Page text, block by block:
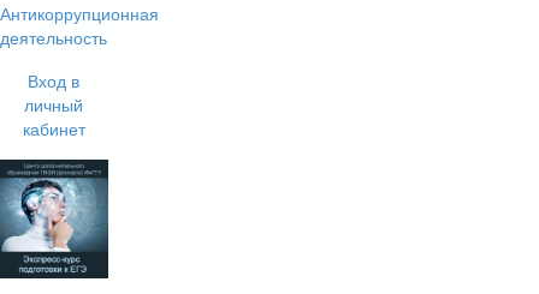
Антикоррупционная
деятельность
Вход в
личный
кабинет